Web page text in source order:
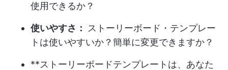
使用できるか？
使いやすさ：
ストーリーボード・テンプレー
トは使いやすいか？簡単に変更できますか？
**ストーリーボードテンプレートは、あなた